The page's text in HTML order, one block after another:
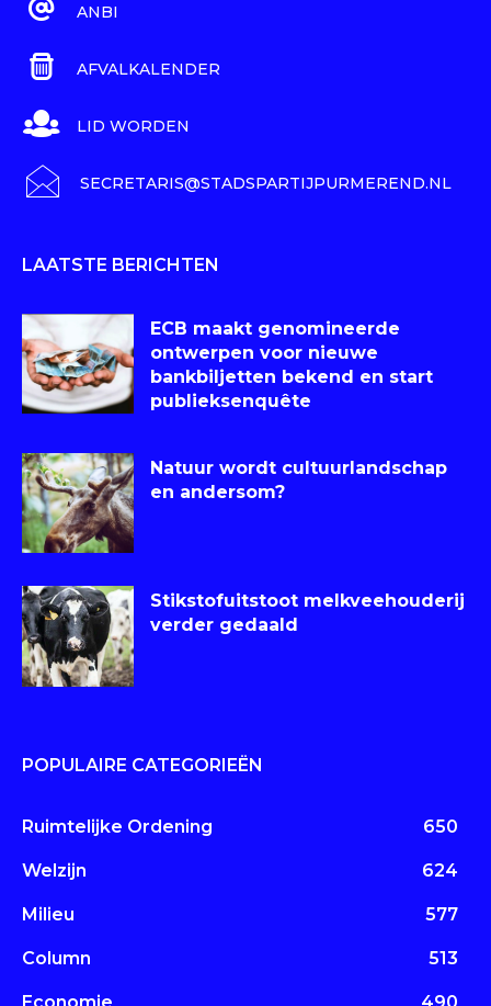
ANBI
AFVALKALENDER
LID WORDEN
SECRETARIS@STADSPARTIJPURMEREND.NL
LAATSTE BERICHTEN
ECB maakt genomineerde
ontwerpen voor nieuwe
bankbiljetten bekend en start
publieksenquête
Natuur wordt cultuurlandschap
en andersom?
Stikstofuitstoot melkveehouderij
verder gedaald
POPULAIRE CATEGORIEËN
Ruimtelijke Ordening 650
Welzijn 624
Milieu 577
Column 513